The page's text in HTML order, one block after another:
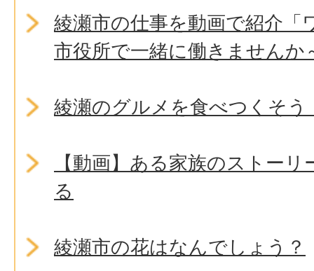
綾瀬市の仕事を動画で紹介「
市役所で一緒に働きませんか
綾瀬のグルメを食べつくそう
【動画】ある家族のストー
る
綾瀬市の花はなんでしょう？